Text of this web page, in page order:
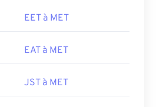
EET à MET
EAT à MET
JST à MET